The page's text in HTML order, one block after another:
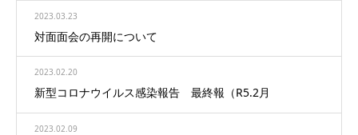
2023.03.23
対面面会の再開について
2023.02.20
新型コロナウイルス感染報告 最終報（R5.2月
2023.02.09